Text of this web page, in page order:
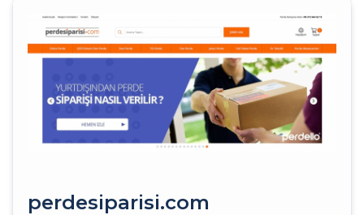
perdesiparisi.com